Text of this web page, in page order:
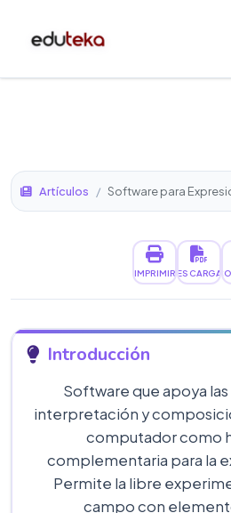
Artículos / Software para
IMPRIMIRDESCARGAR
Introducción
Software que apoya
interpretación y
computador como
complementaria para la
Permite la libre
campo con